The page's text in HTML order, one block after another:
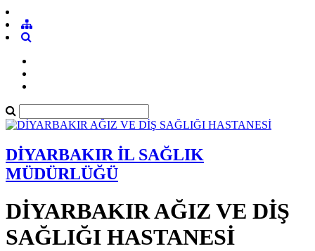
DİYARBAKIR İL SAĞLIK
MÜDÜRLÜĞÜ
DİYARBAKIR AĞIZ VE DİŞ
SAĞLIĞI HASTANESİ